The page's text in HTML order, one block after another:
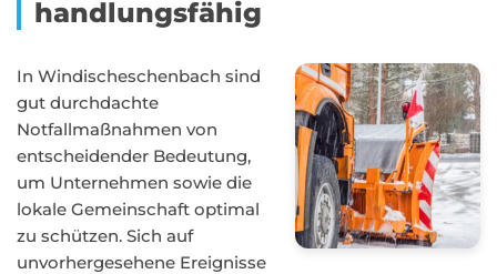
handlungsfähig
In Windischeschenbach sind
gut durchdachte
Notfallmaßnahmen von
entscheidender Bedeutung,
um Unternehmen sowie die
lokale Gemeinschaft optimal
zu schützen. Sich auf
unvorhergesehene Ereignisse